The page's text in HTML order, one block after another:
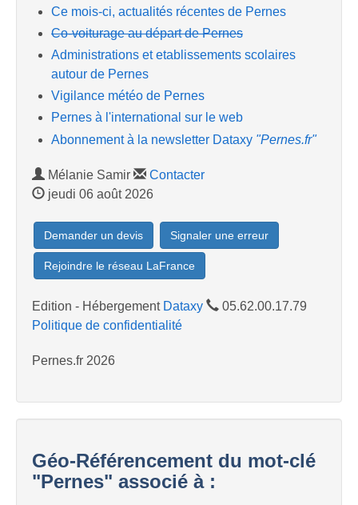
Ce mois-ci, actualités récentes de Pernes
Co-voiturage au départ de Pernes
Administrations et etablissements scolaires
autour de Pernes
Vigilance météo de Pernes
Pernes à l'international sur le web
Abonnement à la newsletter Dataxy "Pernes.fr"
Mélanie Samir
Contacter
jeudi 06 août 2026
Demander un devis Signaler une erreur
Rejoindre le réseau LaFrance
Edition - Hébergement Dataxy
05.62.00.17.79
Politique de confidentialité
Pernes.fr 2026
Géo-Référencement du mot-clé
"Pernes" associé à :